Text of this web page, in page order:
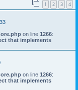
1 2 3 4
on line 1266:
that implements
on line 1266:
that implements